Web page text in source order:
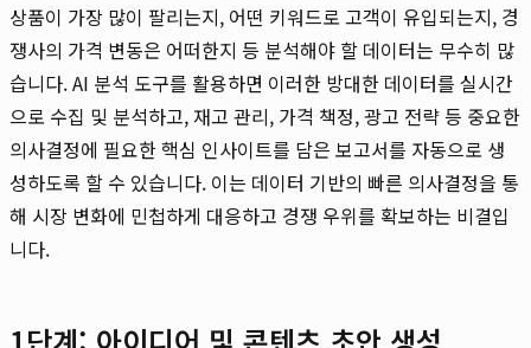
상품이 가장 많이 팔리는지, 어떤 키워드로 고객이 유입되는지, 경
쟁사의 가격 변동은 어떠한지 등 분석해야 할 데이터는 무수히 많
습니다. AI 분석 도구를 활용하면 이러한 방대한 데이터를 실시간
으로 수집 및 분석하고, 재고 관리, 가격 책정, 광고 전략 등 중요한
의사결정에 필요한 핵심 인사이트를 담은 보고서를 자동으로 생
성하도록 할 수 있습니다. 이는 데이터 기반의 빠른 의사결정을 통
해 시장 변화에 민첩하게 대응하고 경쟁 우위를 확보하는 비결입
니다.